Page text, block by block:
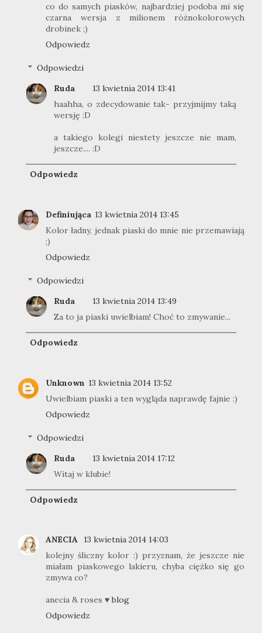
co do samych piasków, najbardziej podoba mi się
czarna wersja z milionem różnokolorowych
drobinek ;)
Odpowiedz
Odpowiedzi
Ruda
13 kwietnia 2014 13:41
haahha, o zdecydowanie tak- przyjmijmy taką
wersję :D
a takiego kolegi niestety jeszcze nie mam,
jeszcze.... :D
Odpowiedz
Definiująca 13 kwietnia 2014 13:45
Kolor ładny, jednak piaski do mnie nie przemawiają
;)
Odpowiedz
Odpowiedzi
Ruda
13 kwietnia 2014 13:49
Za to ja piaski uwielbiam! Choć to zmywanie...
Odpowiedz
Unknown 13 kwietnia 2014 13:52
Uwielbiam piaski a ten wygląda naprawdę fajnie :)
Odpowiedz
Odpowiedzi
Ruda
13 kwietnia 2014 17:12
Witaj w klubie!
Odpowiedz
ANECIA
13 kwietnia 2014 14:03
kolejny śliczny kolor :) przyznam, że jeszcze nie
miałam piaskowego lakieru, chyba ciężko się go
zmywa co?
anecia & roses ♥blog
Odpowiedz